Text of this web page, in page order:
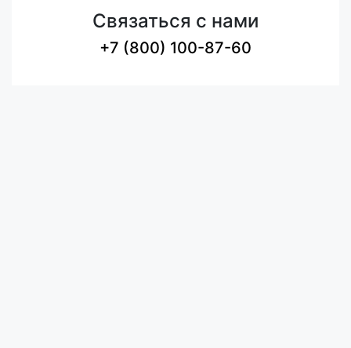
Связаться с нами
+7 (800) 100-87-60